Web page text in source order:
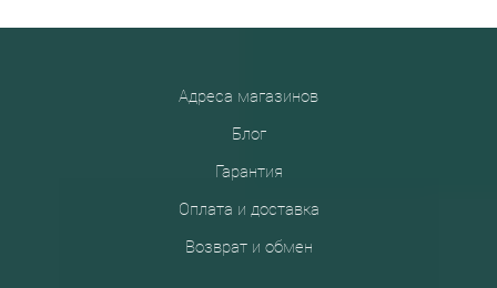
Адреса магазинов
Блог
Гарантия
Оплата и доставка
Возврат и обмен